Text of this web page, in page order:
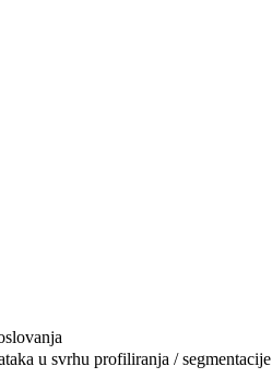
u svrhu profiliranja / segmentacije